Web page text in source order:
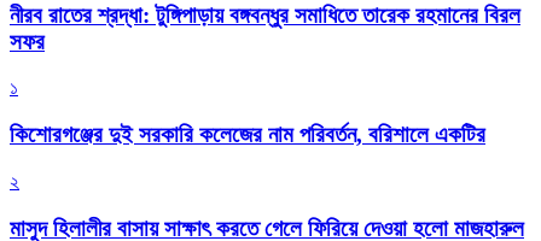
নীরব রাতের শ্রদ্ধা: টুঙ্গিপাড়ায় বঙ্গবন্ধুর সমাধিতে তারেক রহমানের বিরল
সফর
১
কিশোরগঞ্জের দুই সরকারি কলেজের নাম পরিবর্তন, বরিশালে একটির
২
মাসুদ হিলালীর বাসায় সাক্ষাৎ করতে গেলে ফিরিয়ে দেওয়া হলো মাজহারুল